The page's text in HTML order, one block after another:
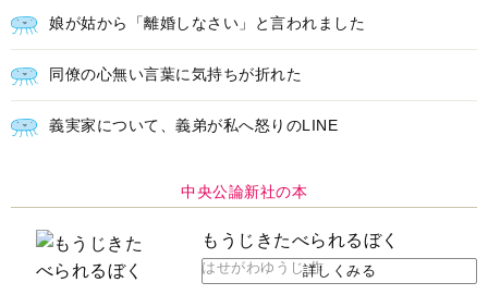
娘が姑から「離婚しなさい」と言われました
同僚の心無い言葉に気持ちが折れた
義実家について、義弟が私へ怒りのLINE
中央公論新社の本
もうじきたべられるぼく
はせがわゆうじ 作詳しくみる